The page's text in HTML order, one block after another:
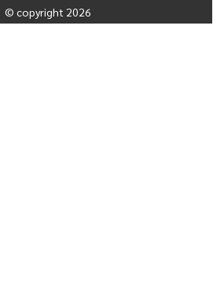
© copyright 2026